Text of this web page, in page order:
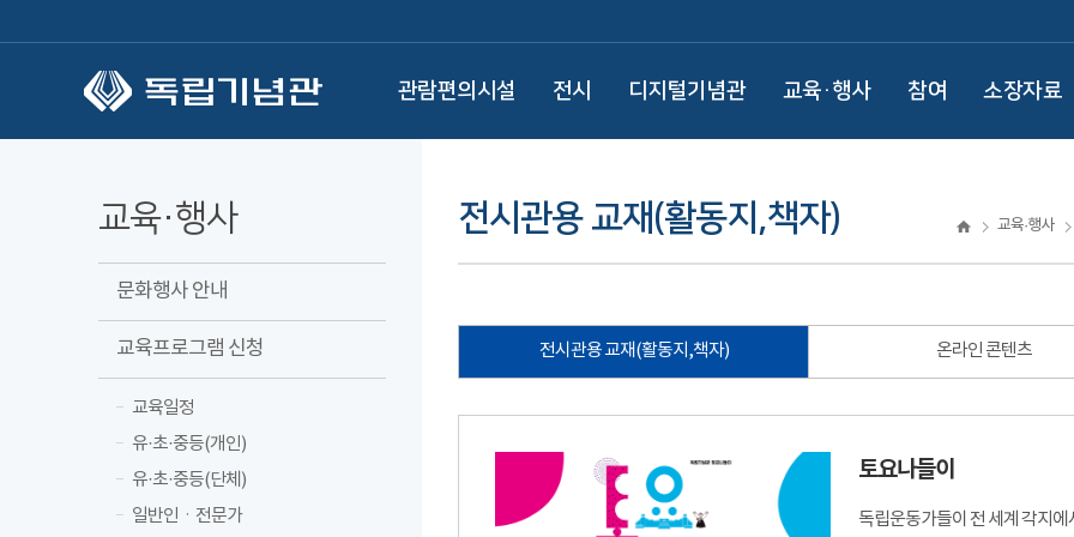
관람편의시설 전시 디지털기념관 교육·행사 참여 소장자료
교육·행사
문화행사 안내
교육프로그램 신청
교육일정
유·초·중등(개인)
유·초·중등(단체)
일반인ㆍ전문가
전시관용 교재(활동지,책자) 교육·행사
전시관용 교재(활동지,책자) 온라인 콘텐츠
토요나들이
독립운동가들이 전 세계 각지